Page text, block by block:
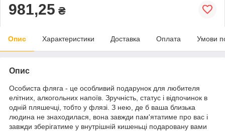
981,25 ₴
Опис Характеристики Доставка Оплата Умови
Опис
Особиста фляга - це особливий подарунок для любителя
елітних, алкогольних напоїв. Зручність, статус і відпочинок в
одній пляшечці, тобто у флязі. З нею, де б ваша близька
людина не знаходилася, вона завжди пам'ятатиме про вас і
завжди зберігатиме у внутрішній кишеньці подаровану вами